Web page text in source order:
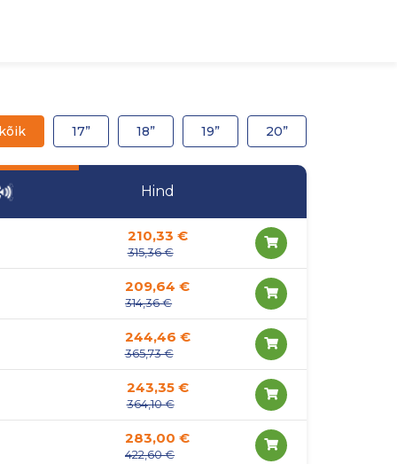
17” 18” 19” 20”
Hind
210,33 €
315,36 €
209,64 €
314,36 €
244,46 €
365,73 €
243,35 €
364,10 €
283,00 €
422,60 €